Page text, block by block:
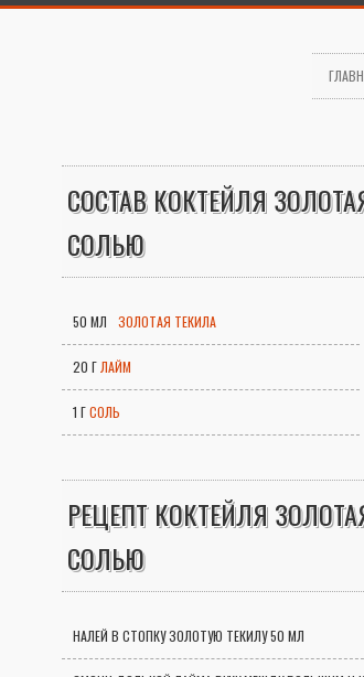
СОСТАВ КОКТЕЙЛЯ
СОЛЬЮ
50 МЛ ЗОЛОТАЯ ТЕКИЛА
20 ГЛАЙМ
1 ГСОЛЬ
РЕЦЕПТ КОКТЕЙЛЯ
СОЛЬЮ
НАЛЕЙ В СТОПКУ ЗОЛОТУЮ ТЕКИЛУ 50 МЛ